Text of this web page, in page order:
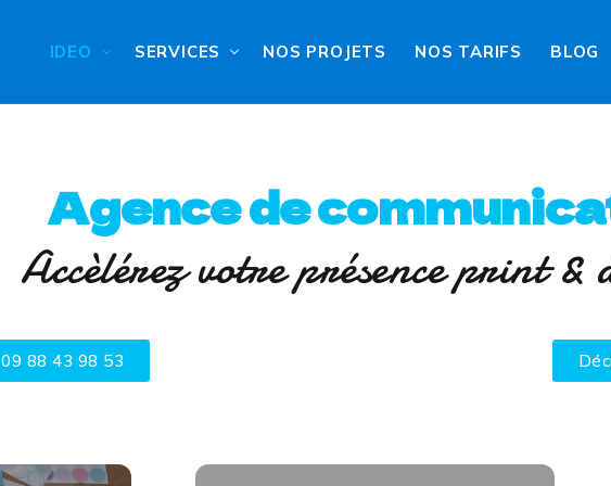
IDEO SERVICES NOS PROJETS NOS TARIFS BLOG
Agence de
Accèlérez votre présence print &
09 88 43 98 53